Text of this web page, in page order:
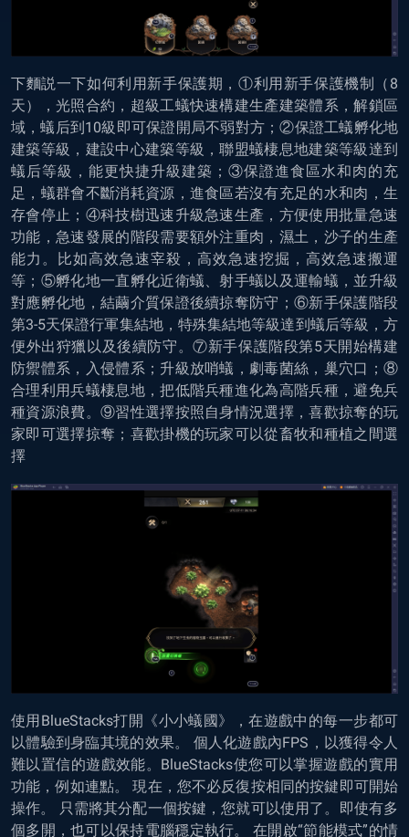
下麵説一下如何利用新手保護期，①利用新手保護機制（8
天），光照合約，超級工蟻快速構建生產建築體系，解鎖區
域，蟻后到10級即可保證開局不弱對方；②保證工蟻孵化地
建築等級，建設中心建築等級，聯盟蟻棲息地建築等級達到
蟻后等級，能更快捷升級建築；③保證進食區水和肉的充
足，蟻群會不斷消耗資源，進食區若沒有充足的水和肉，生
存會停止；④科技樹迅速升級急速生產，方便使用批量急速
功能，急速發展的階段需要額外注重肉，濕土，沙子的生產
能力。比如高效急速宰殺，高效急速挖掘，高效急速搬運
等；⑤孵化地一直孵化近衛蟻、射手蟻以及運輸蟻，並升級
對應孵化地，結繭介質保證後續掠奪防守；⑥新手保護階段
第3-5天保證行軍集結地，特殊集結地等級達到蟻后等級，方
便外出狩獵以及後續防守。⑦新手保護階段第5天開始構建
防禦體系，入侵體系；升級放哨蟻，劇毒菌絲，巢穴口；⑧
合理利用兵蟻棲息地，把低階兵種進化為高階兵種，避免兵
種資源浪費。⑨習性選擇按照自身情況選擇，喜歡掠奪的玩
家即可選擇掠奪；喜歡掛機的玩家可以從畜牧和種植之間選
擇
使用BlueStacks打開《小小蟻國》，在遊戲中的每一步都可
以體驗到身臨其境的效果。 個人化遊戲內FPS，以獲得令人
難以置信的遊戲效能。BlueStacks使您可以掌握遊戲的實用
功能，例如連點。 現在，您不必反復按相同的按鍵即可開始
操作。 只需將其分配一個按鍵，您就可以使用了。即使有多
個多開，也可以保持電腦穩定執行。 在開啟“節能模式”的情